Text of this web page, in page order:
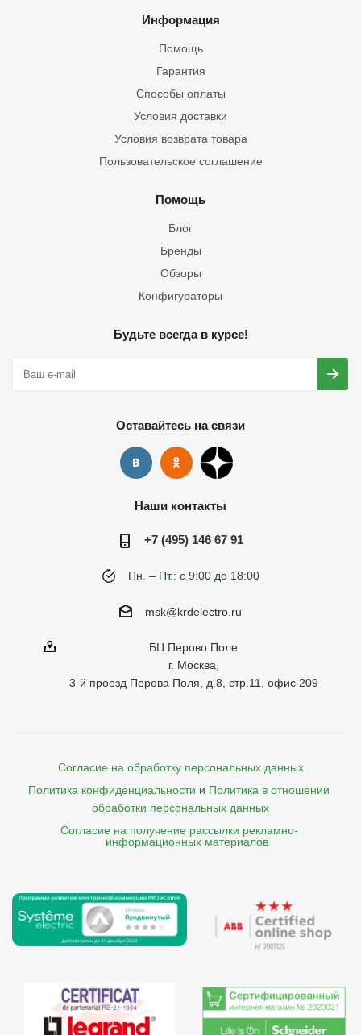
Информация
Помощь
Гарантия
Способы оплаты
Условия доставки
Условия возврата товара
Пользовательское соглашение
Помощь
Блог
Бренды
Обзоры
Конфигураторы
Будьте всегда в курсе!
Оставайтесь на связи
Наши контакты
+7 (495) 146 67 91
Пн. – Пт.: с 9:00 до 18:00
msk@krdelectro.ru
БЦ Перово Поле
г. Москва,
3-й проезд Перова Поля, д.8, стр.11, офис 209
Согласие на обработку персональных данных
Политика конфиденциальности и Политика в отношении
обработки персональных данных
Согласие на получение рассылки рекламно-
    информационных материалов